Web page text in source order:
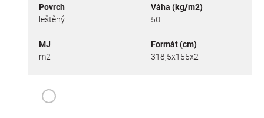
Povrch
leštěný
Váha (kg/m2)
50
MJ
m2
Formát (cm)
318,5x155x2